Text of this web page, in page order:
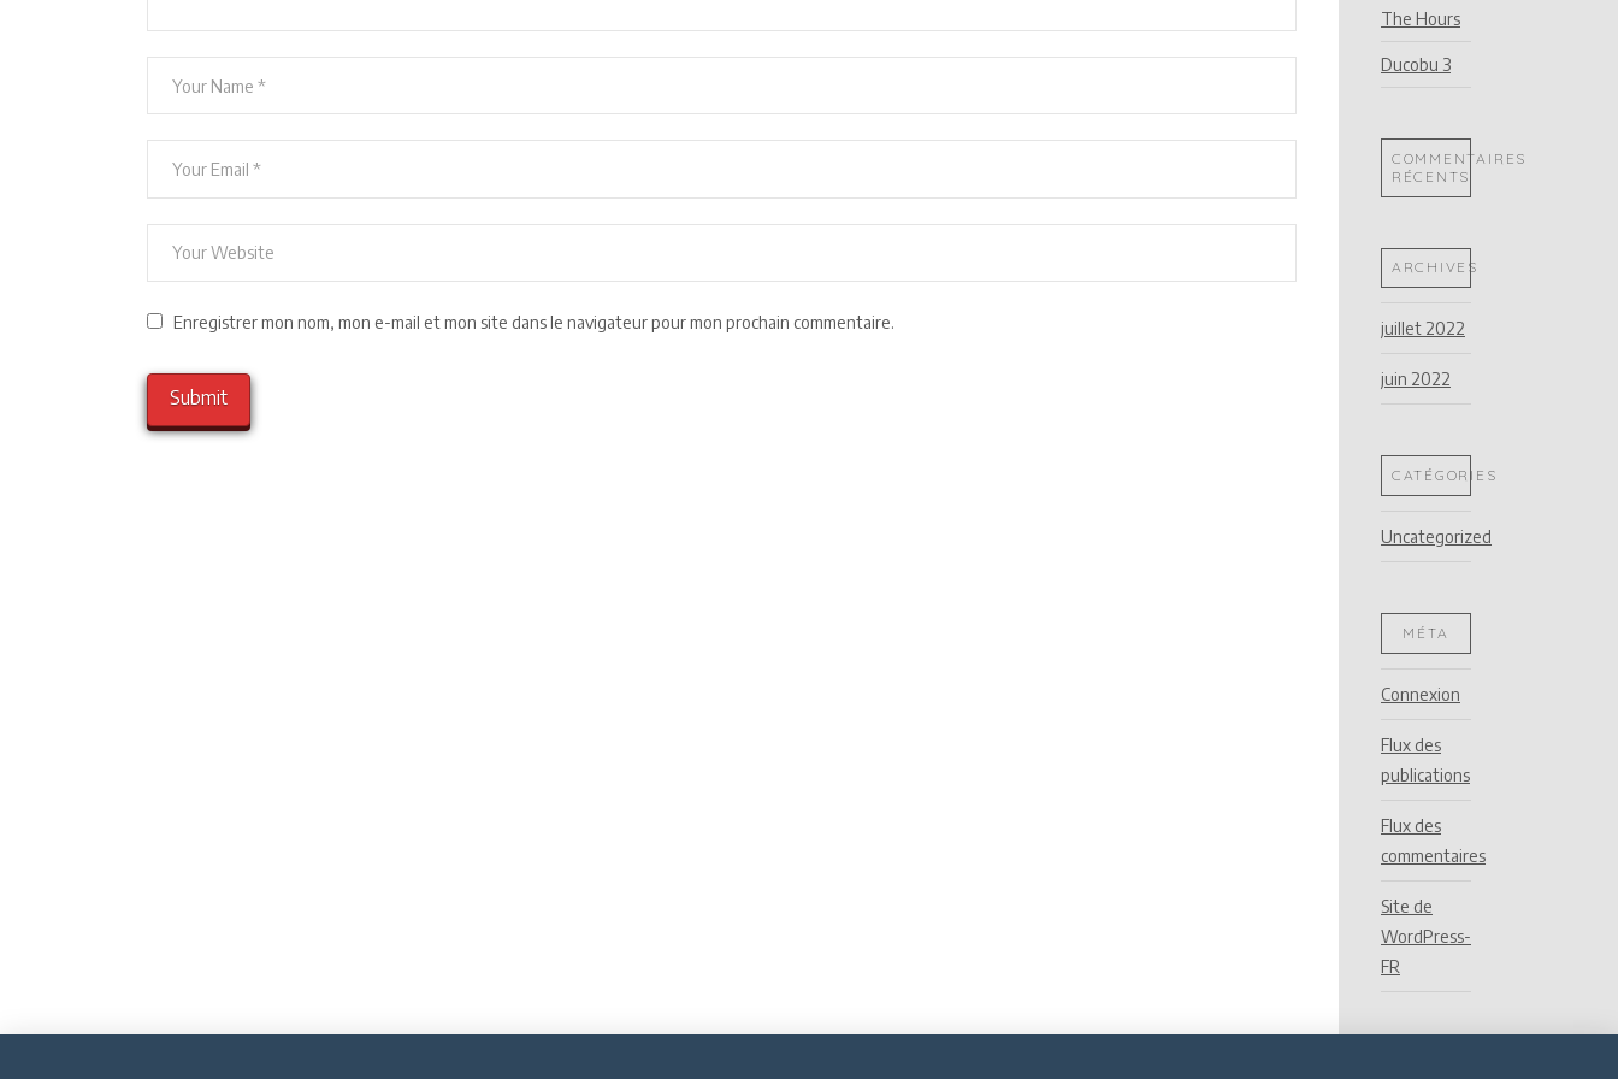
Enregistrer mon nom, mon e-mail et mon site dans le navigateur pour mon prochain commentaire.
The Hours
Ducobu 3
COMMENTAIRES
RÉCENTS
ARCHIVES
juillet 2022
juin 2022
CATÉGORIES
Uncategorized
MÉTA
Connexion
Flux des
publications
Flux des
commentaires
Site de
WordPress-
FR